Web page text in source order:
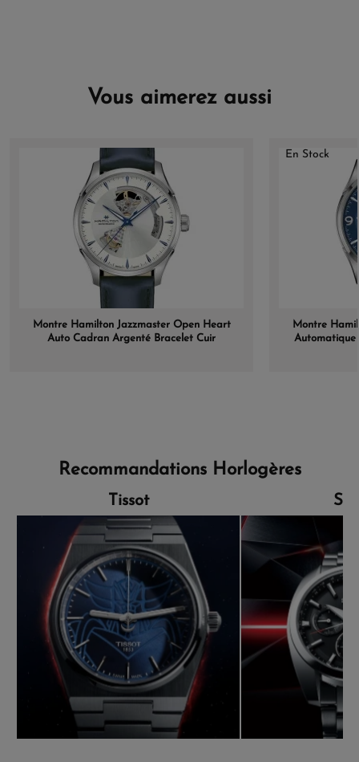
Vous aimerez aussi
Montre Hamilton Jazzmaster Open Heart
Auto Cadran Argenté Bracelet Cuir
En Stock
Montre
Automatique
Recommandations Horlogères
Tissot